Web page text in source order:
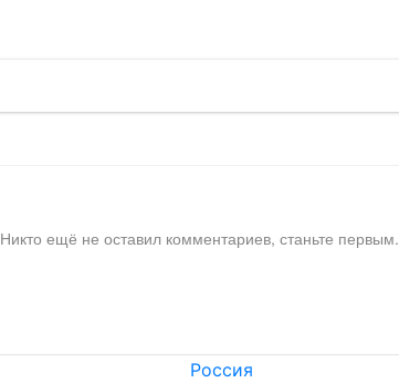
Никто ещё не оставил комментариев, станьте первым.
Россия